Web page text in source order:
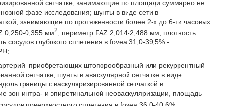
сетчатке, занимающие по площади суммарно не
фазе исследования; шунты в виде сети в
занимающие по протяженности более 2-х до 6-ти часовых
0,250-0,355 мм2
, периметр FAZ 2,014-2,488 мм, плотность
сосудов глубокого сплетения в fovea 31,0-39,5% -
приобретающих штопорообразный или рекуррентный
сетчатке, шунты в аваскулярной сетчатке в виде
границы с васкуляризированной сетчаткой в
зон интра- и эпиретинальной неоваскуляризации, площадь